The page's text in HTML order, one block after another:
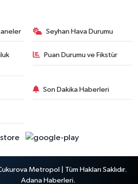
Seyhan Hava Durumu
Puan Durumu ve Fikstür
Son Dakika Haberleri
Metropol | Tüm Hakları Saklıdır.
Adana Haberleri.